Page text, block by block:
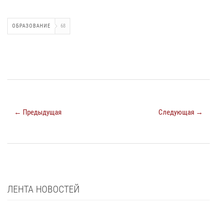
ОБРАЗОВАНИЕ 68
← Предыдущая Следующая →
ЛЕНТА НОВОСТЕЙ